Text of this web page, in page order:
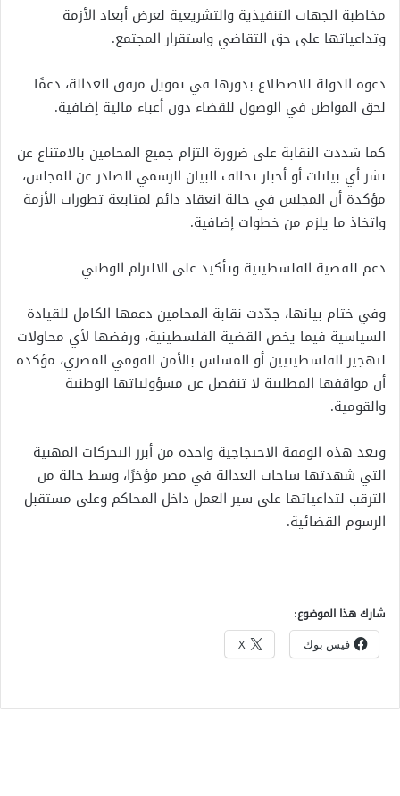
مخاطبة الجهات التنفيذية والتشريعية لعرض أبعاد الأزمة
وتداعياتها على حق التقاضي واستقرار المجتمع.
دعوة الدولة للاضطلاع بدورها في تمويل مرفق العدالة، دعمًا
لحق المواطن في الوصول للقضاء دون أعباء مالية إضافية.
كما شددت النقابة على ضرورة التزام جميع المحامين بالامتناع عن
نشر أي بيانات أو أخبار تخالف البيان الرسمي الصادر عن المجلس،
مؤكدة أن المجلس في حالة انعقاد دائم لمتابعة تطورات الأزمة
واتخاذ ما يلزم من خطوات إضافية.
دعم للقضية الفلسطينية وتأكيد على الالتزام الوطني
وفي ختام بيانها، جدّدت نقابة المحامين دعمها الكامل للقيادة
السياسية فيما يخص القضية الفلسطينية، ورفضها لأي محاولات
لتهجير الفلسطينيين أو المساس بالأمن القومي المصري، مؤكدة
أن مواقفها المطلبية لا تنفصل عن مسؤولياتها الوطنية
والقومية.
وتعد هذه الوقفة الاحتجاجية واحدة من أبرز التحركات المهنية
التي شهدتها ساحات العدالة في مصر مؤخرًا، وسط حالة من
الترقب لتداعياتها على سير العمل داخل المحاكم وعلى مستقبل
الرسوم القضائية.
شارك هذا الموضوع:
فيس بوك X